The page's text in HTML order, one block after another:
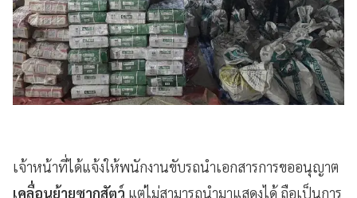
เจ้าหน้าที่ได้แจ้งให้พนักงานขับรถนำเอกสารการขออนุญาต
เคลื่อนย้ายซากสัตว์ แต่ไม่สามารถนำมาแสดงได้ ถือเป็นการ